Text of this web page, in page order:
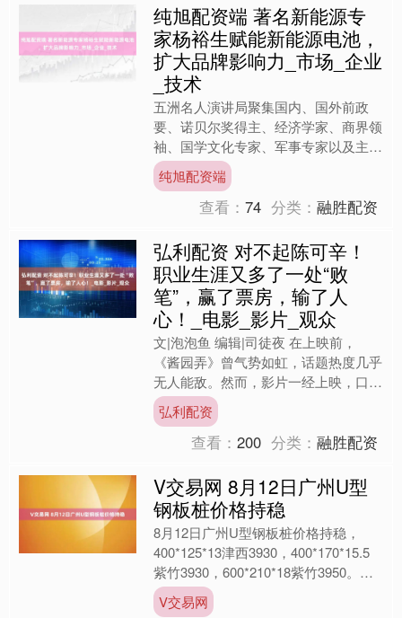
纯旭配资端 著名新能源专
家杨裕生赋能新能源电池，
扩大品牌影响力_市场_企业
_技术
五洲名人演讲局聚集国内、国外前政
要、诺贝尔奖得主、经济学家、商界领
袖、国学文化专家、军事专家以及主持
人等专家学者，通过论坛演讲、商务考
察、咨询服务等助力中国经济....
纯旭配资端
查看：74 分类：融胜配资
弘利配资 对不起陈可辛！
职业生涯又多了一处“败
笔”，赢了票房，输了人
心！_电影_影片_观众
文|泡泡鱼 编辑|司徒夜 在上映前，
《酱园弄》曾气势如虹，话题热度几乎
无人能敌。然而，影片一经上映，口碑
却迅速崩塌，成为全网的“黑榜”话题。
无数网友直言不讳：“....
弘利配资
查看：200 分类：融胜配资
V交易网 8月12日广州U型
钢板桩价格持稳
8月12日广州U型钢板桩价格持稳，
400*125*13津西3930，400*170*15.5
紫竹3930，600*210*18紫竹3950。
（元/吨）。....
V交易网